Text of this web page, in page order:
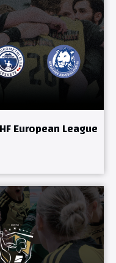
European League